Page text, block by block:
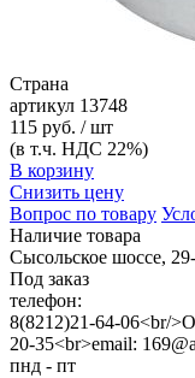
Страна
артикул 13748
115 руб. / шт
(в т.ч. НДС 22%)
В корзину
Снизить цену
Вопрос по товару
Наличие товара
Сысольское шоссе,
Под заказ
телефон:
8(8212)21-64-06<br/
20-35<br>email:
пнд - пт